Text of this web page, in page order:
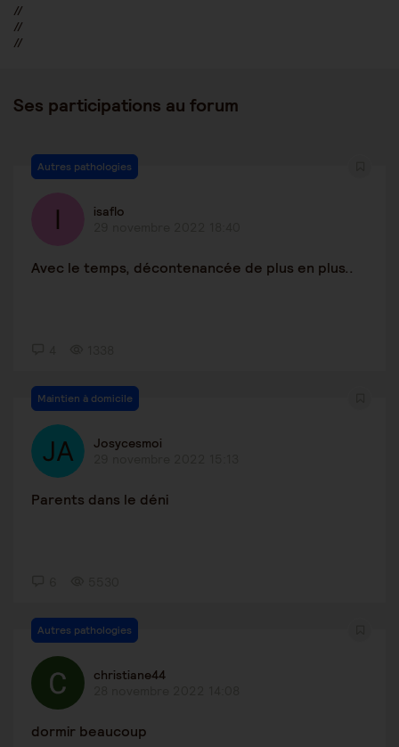
//
//
//
Ses participations au forum
Autres pathologies
isaflo
Avec le temps, décontenancée de plus en plus..
Maintien à domicile
Josycesmoi
Parents dans le déni
Autres pathologies
christiane44
dormir beaucoup